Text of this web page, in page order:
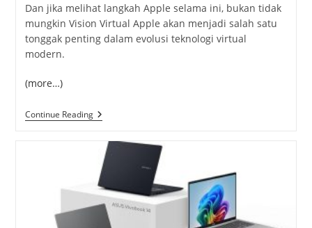
Dan jika melihat langkah Apple selama ini, bukan tidak
mungkin Vision Virtual Apple akan menjadi salah satu
tonggak penting dalam evolusi teknologi virtual
modern.
(more…)
Continue ReadingVision
Virtual
Teknologi
Virtual
Yang
Ubah
Cara
Orang
Berinteraksi